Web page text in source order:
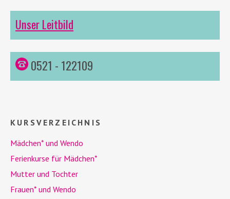
Unser Leitbild
0521 - 122109
KURSVERZEICHNIS
Mädchen* und Wendo
Ferienkurse für Mädchen*
Mutter und Tochter
Frauen* und Wendo